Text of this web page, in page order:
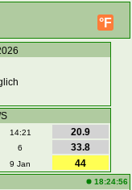
°F
14:21
20.9
6
33.8
9 Jan
44
18:24:56